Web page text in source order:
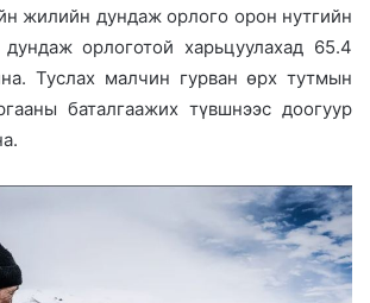
жилийн дундаж орлого орон нутгийн
орлоготой харьцуулахад 65.4
Туслах малчин гурван өрх тутмын
баталгаажих түвшнээс доогуур